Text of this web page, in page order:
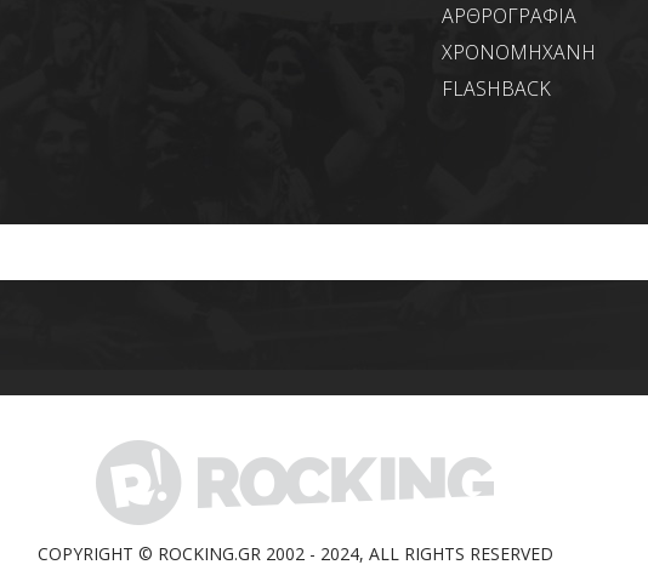
ΑΡΘΡΟΓΡΑΦΙΑ
ΧΡΟΝΟΜΗΧΑΝΗ
FLASHBACK
COPYRIGHT © ROCKING.GR 2002 - 2024, ALL RIGHTS RESERVED